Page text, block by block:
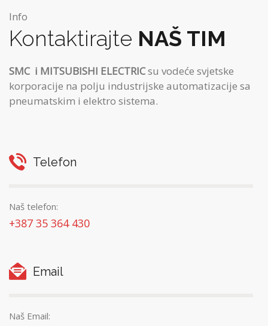
Info
Kontaktirajte NAŠ TIM
SMC i MITSUBISHI ELECTRICsu vodeće svjetske
korporacije na polju industrijske automatizacije sa
pneumatskim i elektro sistema.
Telefon
Naš telefon:
+387 35 364 430
Email
Naš Email: